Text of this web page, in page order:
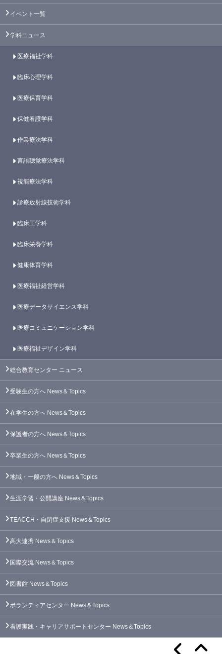
イベント一覧
学科ニュース
医療福祉学科
臨床心理学科
医療保育学科
保健看護学科
作業療法学科
言語聴覚療法学科
視能療法学科
診療放射線技術学科
臨床工学科
臨床栄養学科
健康体育学科
医療福祉経営学科
医療データサイエンス学科
医療コミュニケーション学科
医療福祉デザイン学科
総合教育センター ニュース
受験生の方へ News＆Topics
在学生の方へ News＆Topics
保護者の方へ News＆Topics
卒業生の方へ News＆Topics
地域・一般の方へ News＆Topics
生涯学習・公開講座 News＆Topics
TEACCH・自閉症支援 News＆Topics
高大連携 News＆Topics
国際交流 News＆Topics
図書館 News＆Topics
ボランティアセンター News＆Topics
看護実践・キャリアサポートセンター News＆Topics